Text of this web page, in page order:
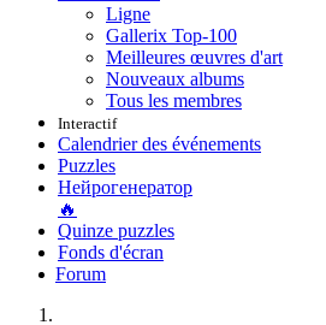
Ligne
Gallerix Top-100
Meilleures œuvres d'art
Nouveaux albums
Tous les membres
Interactif
Calendrier des événements
Puzzles
Нейрогенератор
🔥
Quinze puzzles
Fonds d'écran
Forum